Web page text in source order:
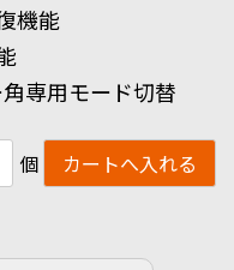
機能
専用モード切替
個